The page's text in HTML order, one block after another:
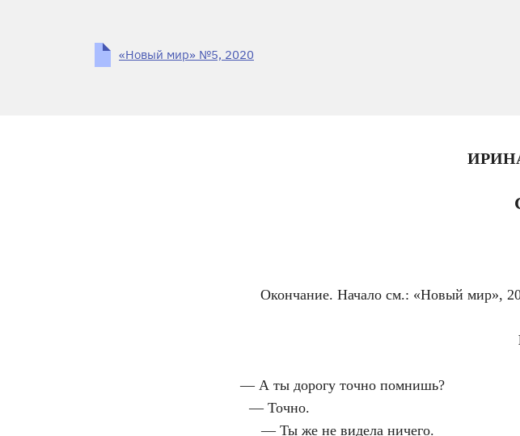
«Новый мир» №5, 2020
И
Окончание. Начало см.: «Новый мир»,
— А ты дорогу точно помнишь?
—Точно.
—Ты же не видела ничего.